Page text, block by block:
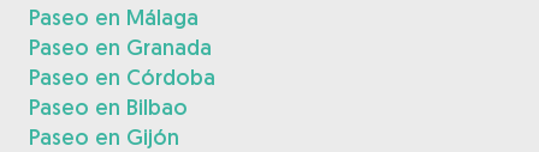
Paseo en Málaga
Paseo en Granada
Paseo en Córdoba
Paseo en Bilbao
Paseo en Gijón